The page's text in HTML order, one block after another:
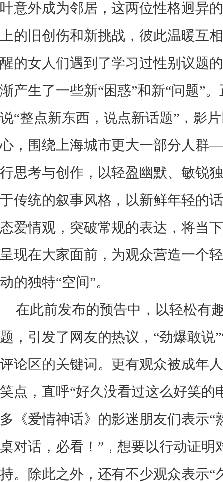
叶意外成为邻居，这两位性格迥异
上的旧创伤和新挑战，彼此温暖互
醒的女人们遇到了学习过性别议题
渐产生了一些新“困惑”和新“问题”
说“整点新东西，说点新话题”，影
心，围绕上海城市更大一部分人群
行思考与创作，以轻盈幽默、敏锐
于传统的叙事风格，以新鲜年轻的
态爱情观，突破常规的表达，将当
呈现在大家面前，为观众营造一个
动的独特“空间”。
在此前发布的预告中，以轻松有
题，引发了网友的热议， “劲爆敢说
评论区的关键词。更有观众被成年
笑点，直呼“好久没看过这么好笑的
多《爱情神话》的影迷朋友们表示“
桌对话，必看！”，想要以行动证明
持。除此之外，还有不少观众表示“